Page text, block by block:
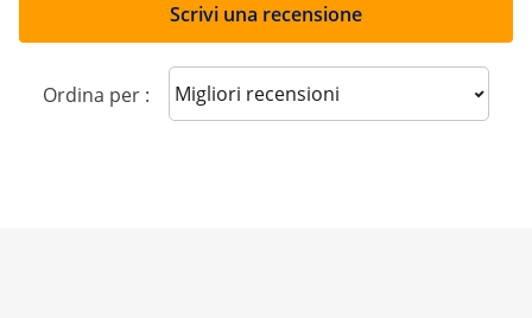
Scrivi una recensione
Ordina per : Sort reviews